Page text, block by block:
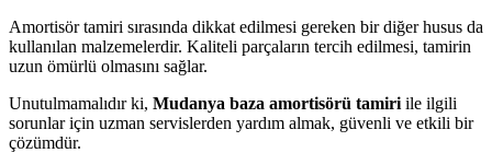
Amortisör tamiri sırasında dikkat edilmesi gereken bir diğer husus da
kullanılan malzemelerdir. Kaliteli parçaların tercih edilmesi, tamirin
uzun ömürlü olmasını sağlar.
Unutulmamalıdır ki, Mudanya baza amortisörü tamiri ile ilgili
sorunlar için uzman servislerden yardım almak, güvenli ve etkili bir
çözümdür.